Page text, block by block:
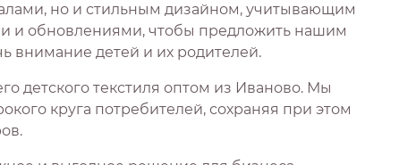
но и стильным дизайном, учитывающим
и обновлениями, чтобы предложить нашим
внимание детей и их родителей.
детского текстиля оптом из Иваново. Мы
круга потребителей, сохраняя при этом